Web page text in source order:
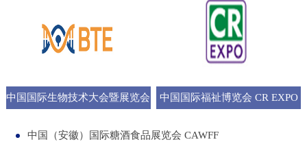
中国国际生物技术大会暨展览会 中国国际福祉博览会 CR EXPO
中国（安徽）国际糖酒食品展览会 CAWFF